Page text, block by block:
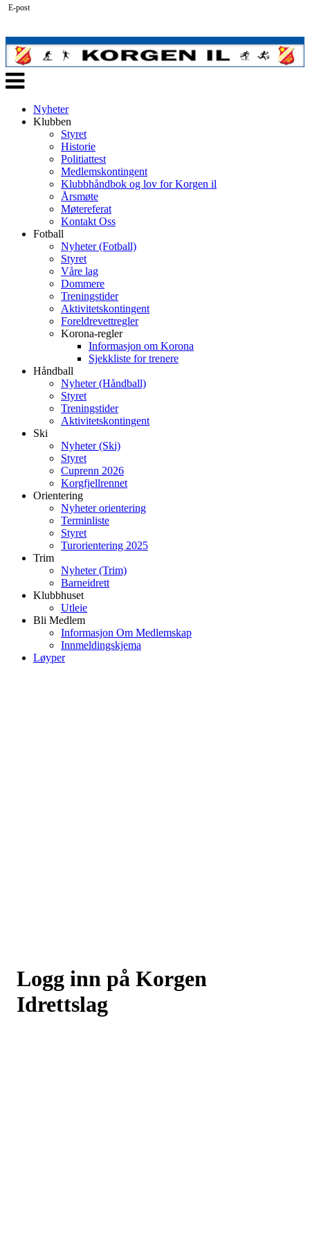
Veksle
navigasjon
Nyheter
Klubben
Styret
Historie
Politiattest
Medlemskontingent
Klubbhåndbok og lov for Korgen il
Årsmøte
Møtereferat
Kontakt Oss
Fotball
Nyheter (Fotball)
Styret
Våre lag
Dommere
Treningstider
Aktivitetskontingent
Foreldrevettregler
Korona-regler
Informasjon om Korona
Sjekkliste for trenere
Håndball
Nyheter (Håndball)
Styret
Treningstider
Aktivitetskontingent
Ski
Nyheter (Ski)
Styret
Cuprenn 2026
Korgfjellrennet
Orientering
Nyheter orientering
Terminliste
Styret
Turorientering 2025
Trim
Nyheter (Trim)
Barneidrett
Klubbhuset
Utleie
Bli Medlem
Informasjon Om Medlemskap
Innmeldingskjema
Løyper
Logg inn på Korgen
Idrettslag
E-post